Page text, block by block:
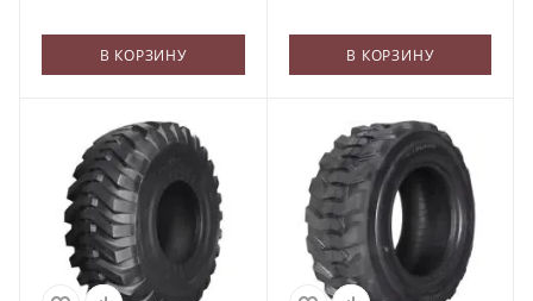
В КОРЗИНУ В КОРЗИНУ